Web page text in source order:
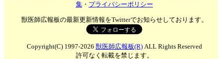
集・ プライバシーポリシー
獣医師広報板の最新更新情報をTwitterでお知らせしております。
Copyright(C) 1997-2026 獣医師広報板(R)ALL Rights Reserved
許可なく転載を禁じます。